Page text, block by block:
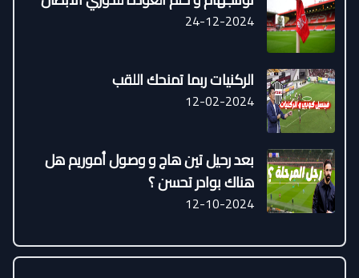
24-12-2024
الركنيات ربما تمنحك اللقب
12-02-2024
بعد رحيل تين هاج و وصول أموريم هل
هناك بوادر تحسن ؟
12-10-2024